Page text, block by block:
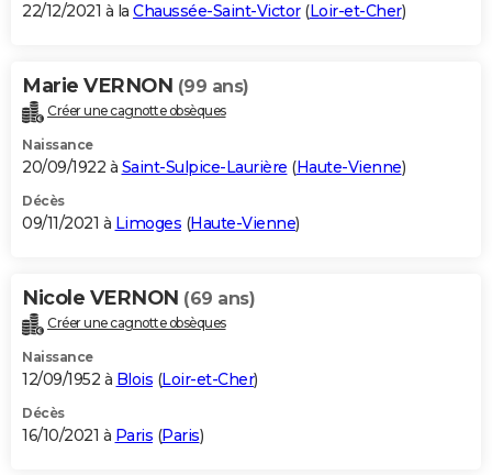
22/12/2021 à la Chaussée-Saint-Victor(Loir-et-Cher)
Marie VERNON (99 ans)
Créer une cagnotte obsèques
Naissance
20/09/1922 à Saint-Sulpice-Laurière (Haute-Vienne)
Décès
09/11/2021 à Limoges (Haute-Vienne)
Nicole VERNON (69 ans)
Créer une cagnotte obsèques
Naissance
12/09/1952 à Blois (Loir-et-Cher)
Décès
16/10/2021 à Paris (Paris)